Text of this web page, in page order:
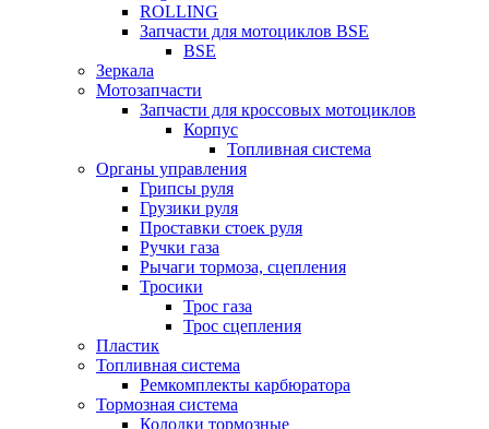
ROLLING
Запчасти для мотоциклов BSE
BSE
Зеркала
Мотозапчасти
Запчасти для кроссовых мотоциклов
Корпус
Топливная система
Органы управления
Грипсы руля
Грузики руля
Проставки стоек руля
Ручки газа
Рычаги тормоза, сцепления
Тросики
Трос газа
Трос сцепления
Пластик
Топливная система
Ремкомплекты карбюратора
Тормозная система
Колодки тормозные